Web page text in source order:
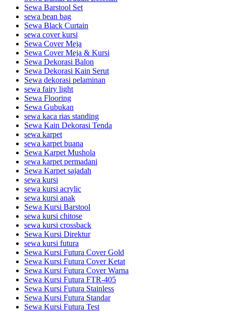
Sewa Barstool Set
sewa bean bag
Sewa Black Curtain
sewa cover kursi
Sewa Cover Meja
Sewa Cover Meja & Kursi
Sewa Dekorasi Balon
Sewa Dekorasi Kain Serut
Sewa dekorasi pelaminan
sewa fairy light
Sewa Flooring
Sewa Gubukan
sewa kaca rias standing
Sewa Kain Dekorasi Tenda
sewa karpet
sewa karpet buana
Sewa Karpet Mushola
sewa karpet permadani
Sewa Karpet sajadah
sewa kursi
sewa kursi acrylic
sewa kursi anak
Sewa Kursi Barstool
sewa kursi chitose
sewa kursi crossback
Sewa Kursi Direktur
sewa kursi futura
Sewa Kursi Futura Cover Gold
Sewa Kursi Futura Cover Ketat
Sewa Kursi Futura Cover Warna
Sewa Kursi Futura FTR-405
Sewa Kursi Futura Stainless
Sewa Kursi Futura Standar
Sewa Kursi Futura Test